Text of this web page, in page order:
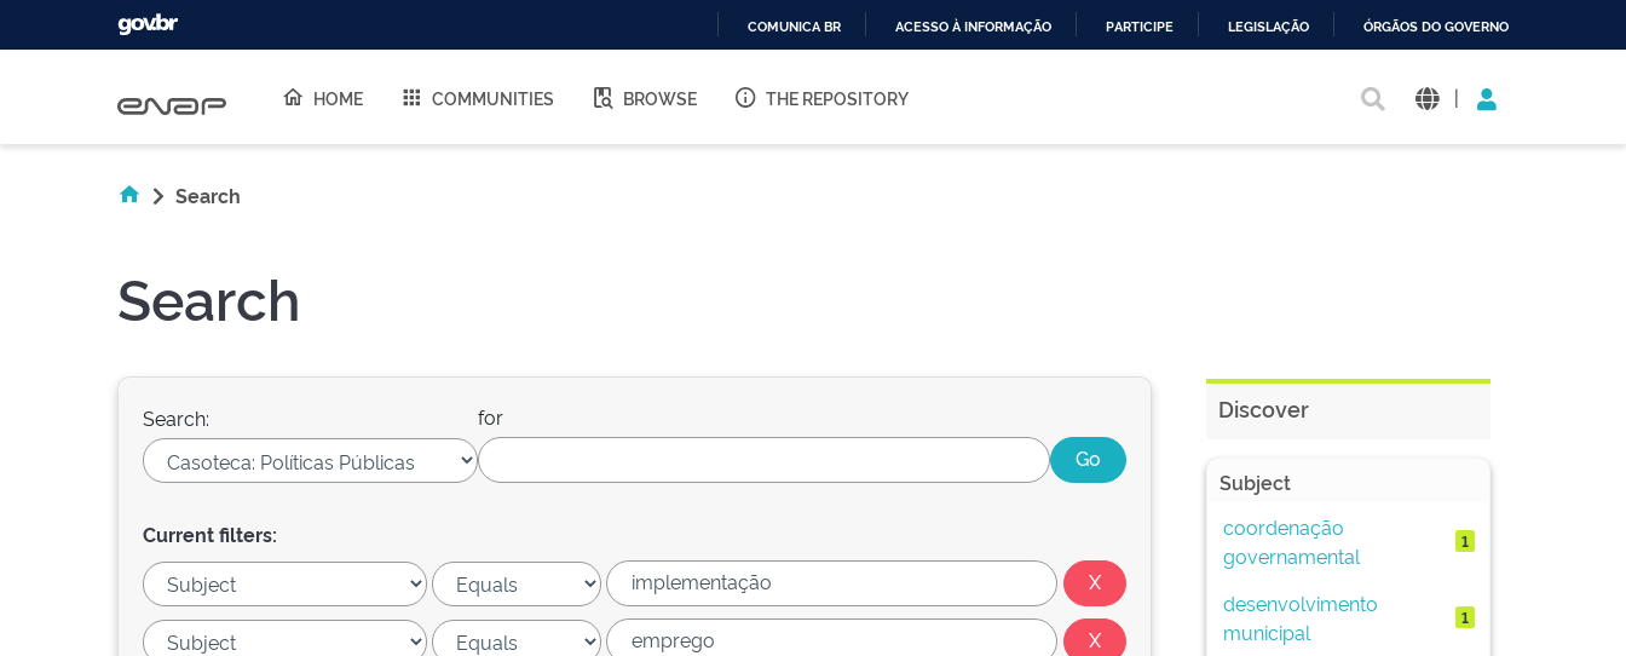
O
COMUNICA BR ACESSO À INFORMAÇÃO PARTICIPE LEGISLAÇÃO ÓRGÃOS DO GOVERNO
HOME COMMUNITIES BROWSE THE REPOSITORY |
Search
Search
Search: for
Current filters:
Discover
Subject
coordenação
governamental
1
desenvolvimento
municipal
1